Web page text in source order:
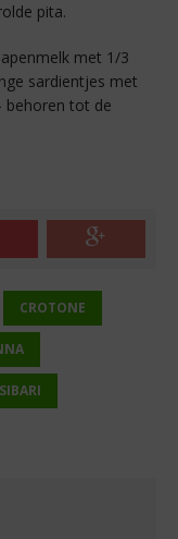
pita.
met 1/3
sardientjes met
behoren tot de
CROTONE
SIBARI